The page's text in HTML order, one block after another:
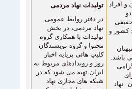
تولیدات نهاد مردمی
در دفتر روابط عمومی
نهاد مردمی، در بخش
تولیدات با همکاری گروه
محتوا و گروه نویسندگان
کلیپ هائی برپایه اخبار
روز و رویدادهای مربوط به
ایران تهیه می شود که در
شبکه های مجازی نهاد